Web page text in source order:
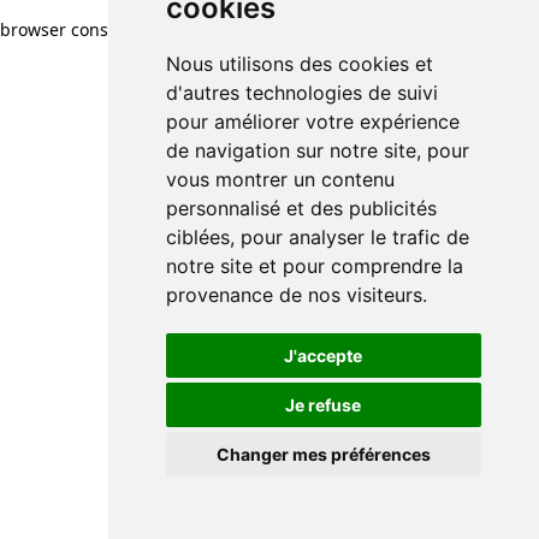
cookies
Nous utilisons des cookies et
d'autres technologies de suivi
pour améliorer votre expérience
de navigation sur notre site, pour
vous montrer un contenu
personnalisé et des publicités
ciblées, pour analyser le trafic de
notre site et pour comprendre la
provenance de nos visiteurs.
J'accepte
Je refuse
Changer mes préférences
browser console for more information)